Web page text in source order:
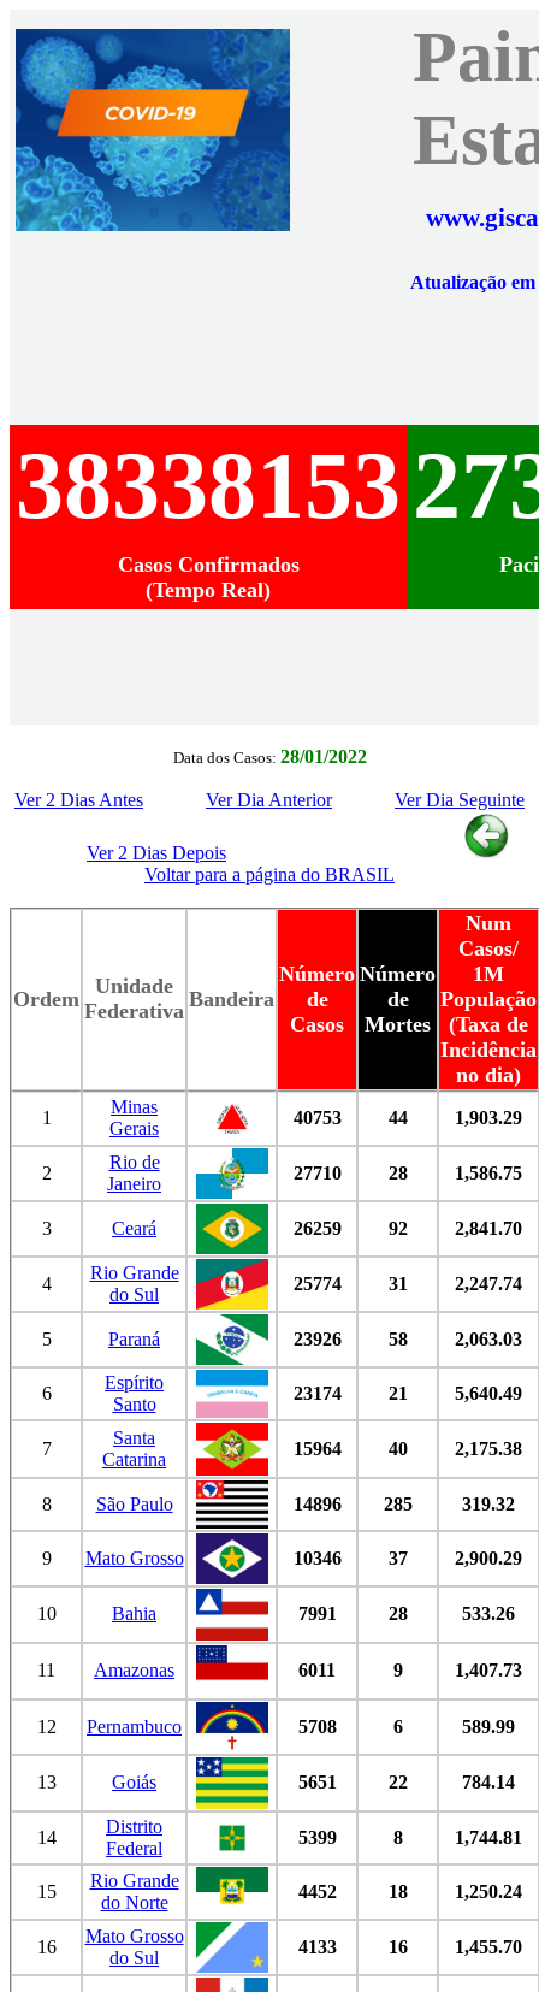
Atualização
38338153
Casos Confirmados
(Tempo Real)
Data dos Casos: 28/01/2022
Ver 2 Dias Antes Ver Dia Anterior Ver Dia Seguinte
Ver 2 Dias Depois
Voltar para a página do BRASIL
Ordem
Unidade
Federativa Bandeira
Número
de
Casos
Número
de
Mortes
Num
Casos/
1M
População
(Taxa de
Incidência
no dia)
1
Minas
Gerais
40753 44 1,903.29
2
Rio de
Janeiro
27710 28 1,586.75
3 Ceará 26259 92 2,841.70
4
Rio Grande
do Sul
25774 31 2,247.74
5 Paraná 23926 58 2,063.03
6
Espírito
Santo
23174 21 5,640.49
7
Santa
Catarina
15964 40 2,175.38
8 São Paulo 14896 285 319.32
9 Mato Grosso 10346 37 2,900.29
10 Bahia 7991 28 533.26
11 Amazonas 6011 9 1,407.73
12 Pernambuco 5708 6 589.99
13 Goiás 5651 22 784.14
14
Distrito
Federal
5399 8 1,744.81
15
Rio Grande
do Norte
4452 18 1,250.24
16
Mato Grosso
do Sul
4133 16 1,455.70